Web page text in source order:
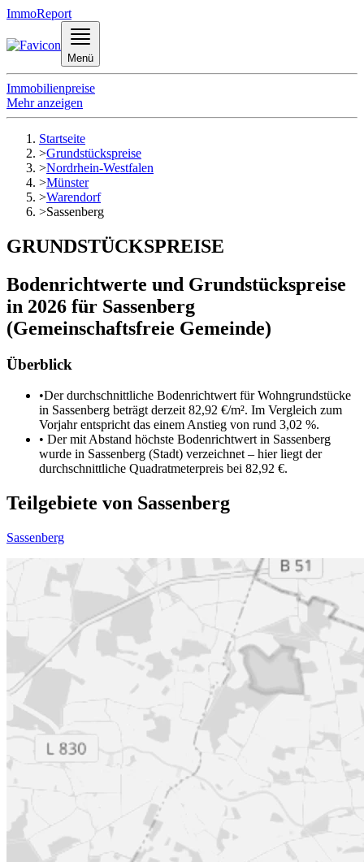
ImmoReport
Menü
Immobilienpreise
Mehr anzeigen
Startseite
>Grundstückspreise
>Nordrhein-Westfalen
>Münster
>Warendorf
>Sassenberg
GRUNDSTÜCKSPREISE
Bodenrichtwerte und Grundstückspreise
in 2026 für Sassenberg
(Gemeinschaftsfreie Gemeinde)
Überblick
•Der durchschnittliche Bodenrichtwert für Wohngrundstücke
in Sassenberg beträgt derzeit 82,92 €/m². Im Vergleich zum
Vorjahr entspricht das einem Anstieg von rund 3,02 %.
• Der mit Abstand höchste Bodenrichtwert in Sassenberg
wurde in Sassenberg (Stadt) verzeichnet – hier liegt der
durchschnittliche Quadratmeterpreis bei 82,92 €.
Teilgebiete von Sassenberg
Sassenberg